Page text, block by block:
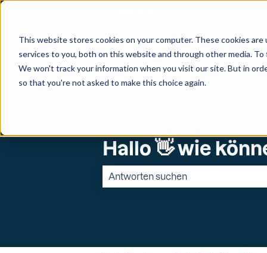
This website stores cookies on your computer. These cookies
services to you, both on this website and through other media.
We won't track your information when you visit our site. But in
so that you're not asked to make this choice again.
Hallo 👋 wie